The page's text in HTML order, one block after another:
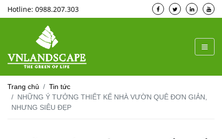
Hotline: 0988.207.303
Trang chủ
Tin tức
NHỮNG Ý TƯỞNG THIẾT KẾ NHÀ VƯỜN QUÊ ĐƠN GIẢN,
NHƯNG SIÊU ĐẸP